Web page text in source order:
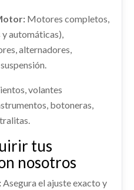
DERECHA
IZQUIERDO...
Motores completos,
automáticas),
alternadores,
volantes
botoneras,
tus
nosotros
Asegura el ajuste exacto y